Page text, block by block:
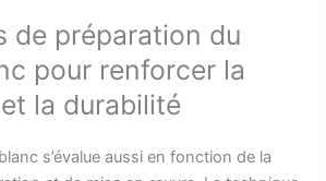
de préparation du
pour renforcer la
la durabilité
s’évalue aussi en fonction de la